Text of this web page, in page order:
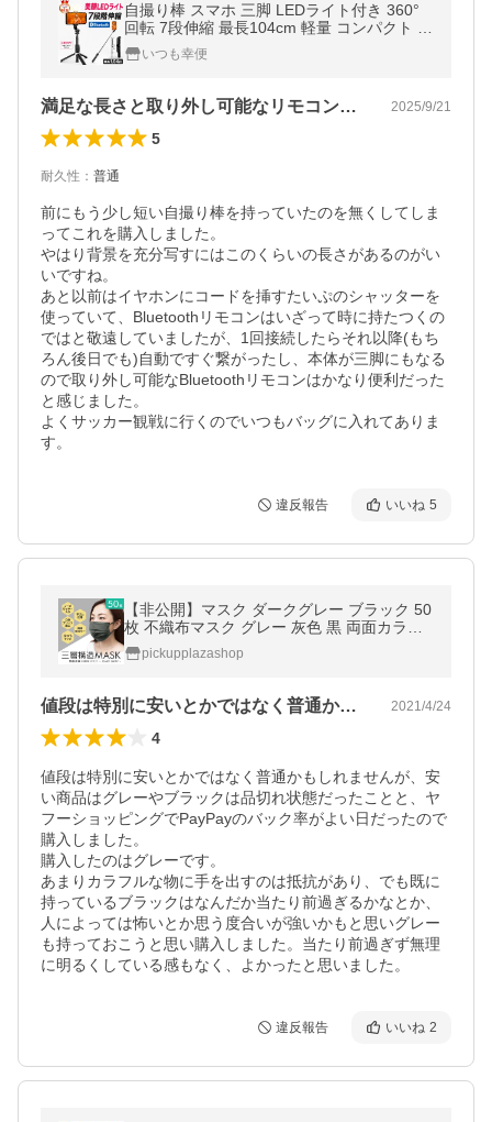
自撮り棒 スマホ 三脚 LEDライト付き 360°
回転 7段伸縮 最長104cm 軽量 コンパクト ス
マホスタンド iPhone Android 動画 ライブ配
信 ビデオ通話
いつも幸便
満足な長さと取り外し可能なリモコンが便利 2025/9/21
5
耐久性 ： 普通
前にもう少し短い自撮り棒を持っていたのを無くしてしま
ってこれを購入しました。
やはり背景を充分写すにはこのくらいの長さがあるのがい
いですね。
あと以前はイヤホンにコードを挿すたいぷのシャッターを
使っていて、Bluetoothリモコンはいざって時に持たつくの
ではと敬遠していましたが、1回接続したらそれ以降(もち
ろん後日でも)自動ですぐ繋がったし、本体が三脚にもなる
ので取り外し可能なBluetoothリモコンはかなり便利だった
と感じました。
よくサッカー観戦に行くのでいつもバッグに入れてありま
す。
違反報告 いいね 5
【非公開】マスク ダークグレー ブラック 50
枚 不織布マスク グレー 灰色 黒 両面カラー
使い捨て 耳が痛くなりにくい
pickupplazashop
値段は特別に安いとかではなく普通かもし… 2021/4/24
4
値段は特別に安いとかではなく普通かもしれませんが、安
い商品はグレーやブラックは品切れ状態だったことと、ヤ
フーショッピングでPayPayのバック率がよい日だったので
購入しました。
購入したのはグレーです。
あまりカラフルな物に手を出すのは抵抗があり、でも既に
持っているブラックはなんだか当たり前過ぎるかなとか、
人によっては怖いとか思う度合いが強いかもと思いグレー
も持っておこうと思い購入しました。当たり前過ぎず無理
に明るくしている感もなく、よかったと思いました。
違反報告 いいね 2